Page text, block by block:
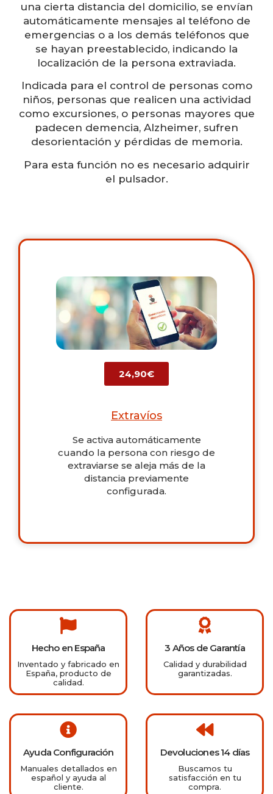
una cierta distancia del domicilio, se envían
automáticamente mensajes al teléfono de
emergencias o a los demás teléfonos que
se hayan preestablecido, indicando la
localización de la persona extraviada.
Indicada para el control de personas como
niños, personas que realicen una actividad
como excursiones, o personas mayores que
padecen demencia, Alzheimer, sufren
desorientación y pérdidas de memoria.
Para esta función no es necesario adquirir
el pulsador.
24,90€
Extravíos
Se activa automáticamente
cuando la persona con riesgo de
extraviarse se aleja más de la
distancia previamente
configurada.
Hecho en España
Inventado y fabricado en
España, producto de
calidad.
3 Años de Garantía
Calidad y durabilidad
garantizadas.
Ayuda Configuración
Manuales detallados en
español y ayuda al
cliente.
Devoluciones 14 días
Buscamos tu
satisfacción en tu
compra.